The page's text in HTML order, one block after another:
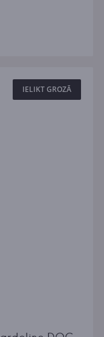
IELIKT GROZĀ